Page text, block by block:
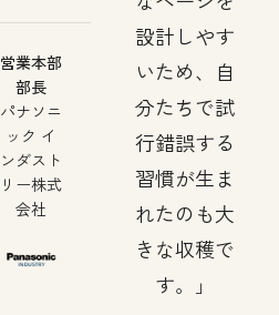
営業本部
部長
パナソニ
ック イ
ンダスト
リー株式
会社
設計しやす
いため、自
分たちで試
行錯誤する
習慣が生ま
れたのも大
きな収穫で
す。